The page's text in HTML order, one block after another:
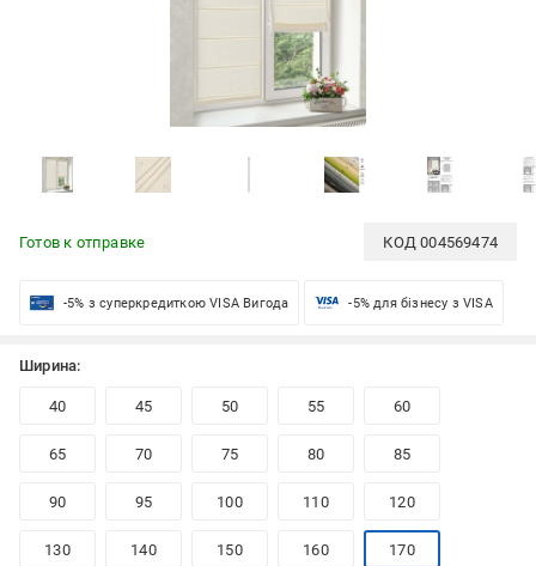
Готов к отправке КОД004569474
-5% з суперкредиткою VISA Вигода -5% для бізнесу з VISA
Ширина:
40 45 50 55 60
65 70 75 80 85
90 95 100 110 120
130 140 150 160 170